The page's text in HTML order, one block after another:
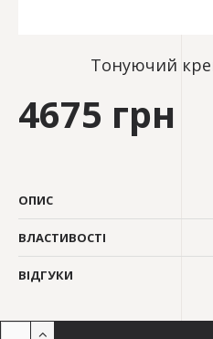
Тонуючий
4675 грн
ОПИС
ВЛАСТИВОСТІ
ВІДГУКИ